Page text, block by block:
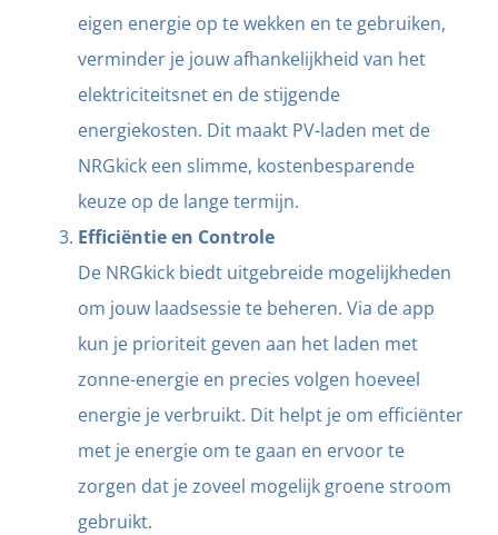
eigen energie op te wekken en te gebruiken,
verminder je jouw afhankelijkheid van het
elektriciteitsnet en de stijgende
energiekosten. Dit maakt PV-laden met de
NRGkick een slimme, kostenbesparende
keuze op de lange termijn.
Efficiëntie en Controle
De NRGkick biedt uitgebreide mogelijkheden
om jouw laadsessie te beheren. Via de app
kun je prioriteit geven aan het laden met
zonne-energie en precies volgen hoeveel
energie je verbruikt. Dit helpt je om efficiënter
met je energie om te gaan en ervoor te
zorgen dat je zoveel mogelijk groene stroom
gebruikt.